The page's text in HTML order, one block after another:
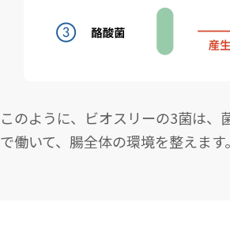
このように、ビオスリーの3菌は
で働いて、腸全体の環境を整えます。